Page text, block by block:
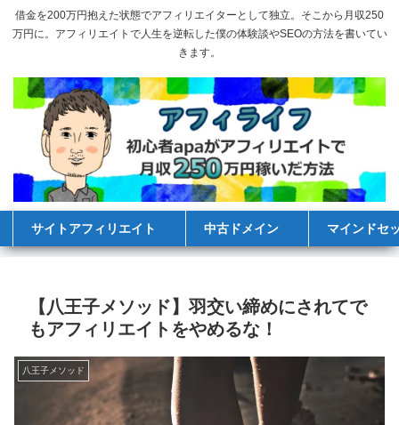
借金を200万円抱えた状態でアフィリエイターとして独立。そこから月収250
万円に。アフィリエイトで人生を逆転した僕の体験談やSEOの方法を書いてい
きます。
サイトアフィリエイト 中古ドメイン マインドセ
【八王子メソッド】羽交い締めにされてで
もアフィリエイトをやめるな！
八王子メソッド